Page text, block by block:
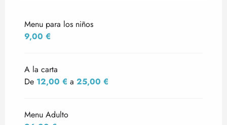
Menu para los niños
9,00 €
A la carta
De 12,00 € a 25,00 €
Menu Adulto